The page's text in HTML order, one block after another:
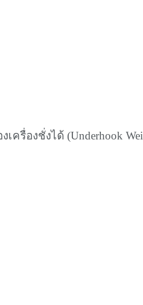
รื่องชั่งได้ (Underhook